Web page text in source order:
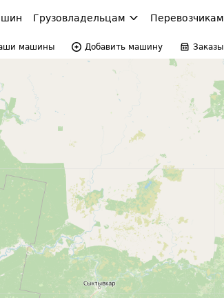
Грузовладельцам Перевозчикам
машины Добавить машину Заказы